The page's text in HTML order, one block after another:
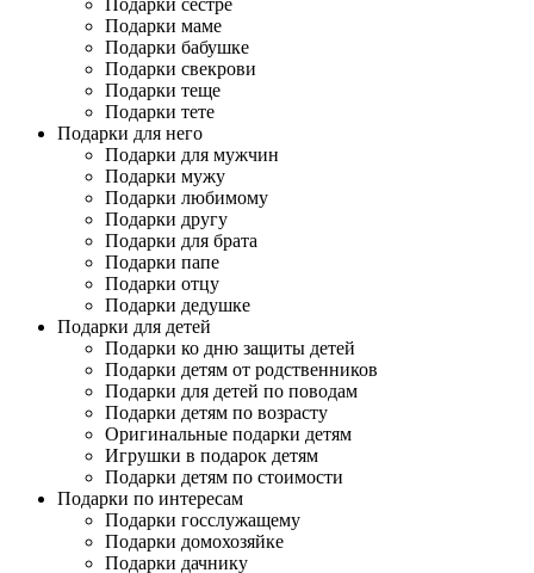
Подарки сестре
Подарки маме
Подарки бабушке
Подарки свекрови
Подарки теще
Подарки тете
Подарки для него
Подарки для мужчин
Подарки мужу
Подарки любимому
Подарки другу
Подарки для брата
Подарки папе
Подарки отцу
Подарки дедушке
Подарки для детей
Подарки ко дню защиты детей
Подарки детям от родственников
Подарки для детей по поводам
Подарки детям по возрасту
Оригинальные подарки детям
Игрушки в подарок детям
Подарки детям по стоимости
Подарки по интересам
Подарки госслужащему
Подарки домохозяйке
Подарки дачнику